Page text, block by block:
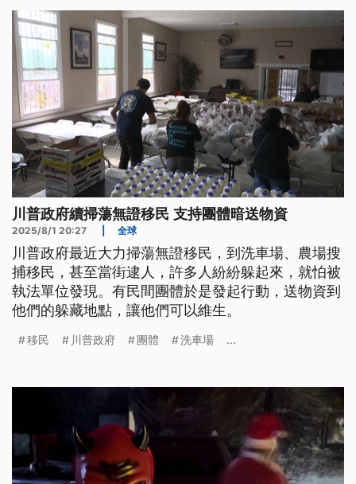
川普政府續掃蕩無證移民 支持團體暗送物資
2025/8/1 20:27 全球
川普政府最近大力掃蕩無證移民，到洗車場、農場搜
捕移民，甚至當街逮人，許多人紛紛躲起來，就怕被
執法單位發現。有民間團體於是發起行動，送物資到
他們的躲藏地點，讓他們可以維生。
移民 川普政府 團體 洗車場 ...